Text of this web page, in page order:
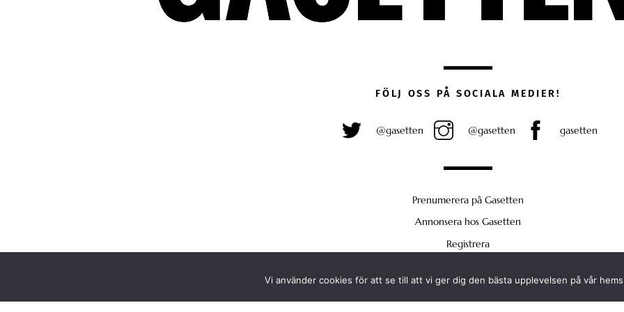
FÖLJ OSS PÅ SOCIALA MEDIER!
@gasetten @gasetten gasetten
Prenumerera på Gasetten
Annonsera hos Gasetten
Registrera
Vi använder cookies för att se till att vi ger dig den bästa upplevelsen på vår